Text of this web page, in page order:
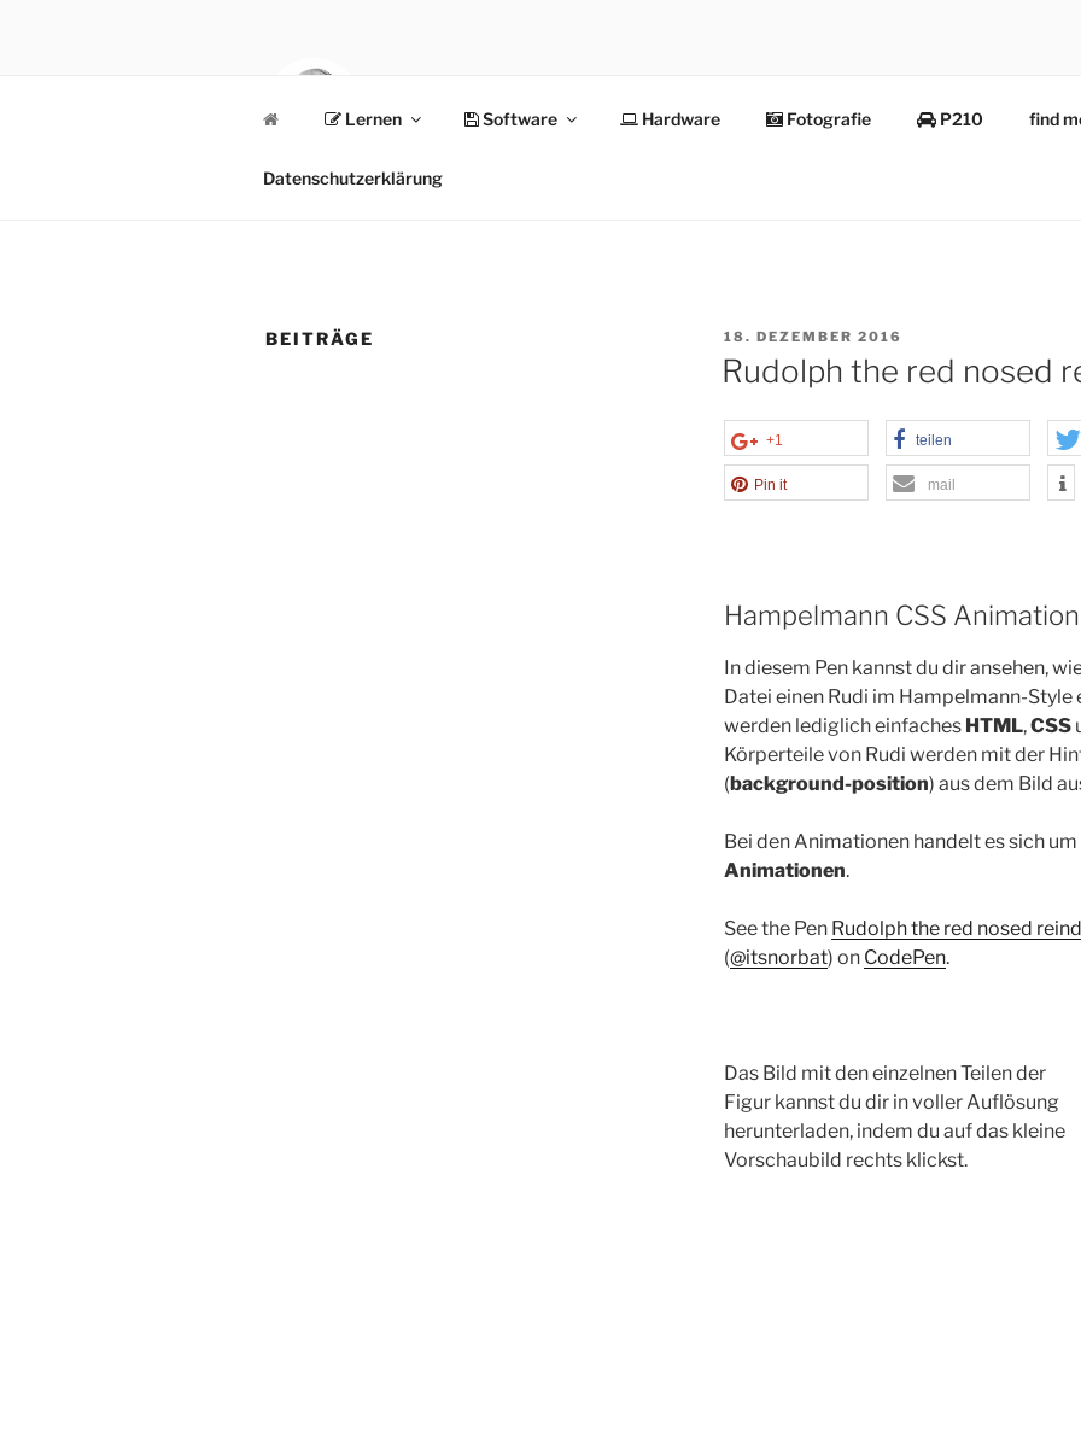
NORBAT.DE
rock your blog
Lernen Software Hardware Fotografie P210 find
Datenschutzerklärung
BEITRÄGE
VERÖFFENTLICHT
AM
18. DEZEMBER 2016
Rudolph the red nosed
+1 teilen
Pin it mail
Hampelmann CSS
In diesem Pen kannst du dir ansehen,
Datei einen Rudi im Hampelmann-
werden lediglich einfaches HTML,CSS
Körperteile von Rudi werden mit der
(background-position) aus dem Bild
Bei den Animationen handelt es sich
Animationen.
See the Pen Rudolph the red nosed
(@itsnorbat) on CodePen.
Das Bild mit den einzelnen Teilen der
Figur kannst du dir in voller Auflösung
herunterladen, indem du auf das kleine
Vorschaubild rechts klickst.